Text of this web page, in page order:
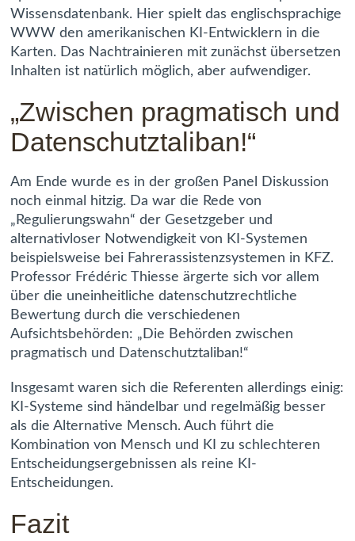
Wissensdatenbank. Hier spielt das englischsprachige
WWW den amerikanischen KI-Entwicklern in die
Karten. Das Nachtrainieren mit zunächst übersetzen
Inhalten ist natürlich möglich, aber aufwendiger.
„Zwischen pragmatisch und
Datenschutztaliban!“
Am Ende wurde es in der großen Panel Diskussion
noch einmal hitzig. Da war die Rede von
„Regulierungswahn“ der Gesetzgeber und
alternativloser Notwendigkeit von KI-Systemen
beispielsweise bei Fahrerassistenzsystemen in KFZ.
Professor Frédéric Thiesse ärgerte sich vor allem
über die uneinheitliche datenschutzrechtliche
Bewertung durch die verschiedenen
Aufsichtsbehörden: „Die Behörden zwischen
pragmatisch und Datenschutztaliban!“
Insgesamt waren sich die Referenten allerdings einig:
KI-Systeme sind händelbar und regelmäßig besser
als die Alternative Mensch. Auch führt die
Kombination von Mensch und KI zu schlechteren
Entscheidungsergebnissen als reine KI-
Entscheidungen.
Fazit